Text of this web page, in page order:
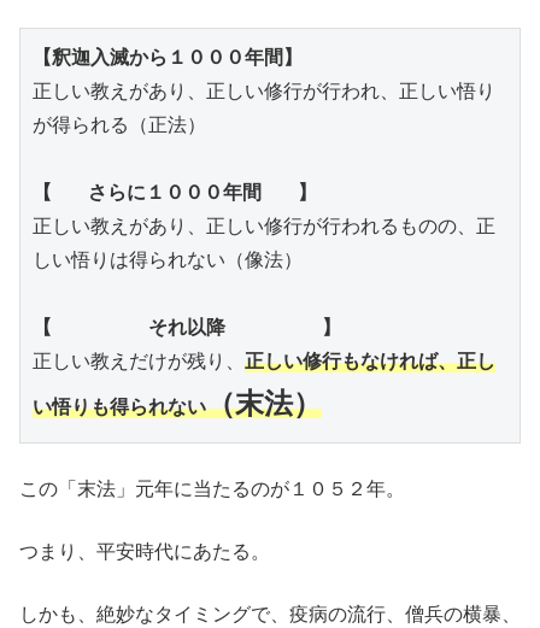
正しい教えがあり、正しい修行が行われ、正しい悟り
が得られる（正法）
正しい教えがあり、正しい修行が行われるものの、正
しい悟りは得られない（像法）
正しい教えだけが残り、 正しい修行もなければ、正し
い悟りも得られない（末法）
この「末法」元年に当たるのが１０５２年。
つまり、平安時代にあたる。
しかも、絶妙なタイミングで、疫病の流行、僧兵の横暴、